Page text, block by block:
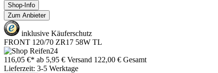
Shop-Info
Zum Anbieter
inklusive Käuferschutz
FRONT 120/70 ZR17 58W TL
116,05 €* ab 5,95 € Versand 122,00 € Gesamt
Lieferzeit: 3-5 Werktage